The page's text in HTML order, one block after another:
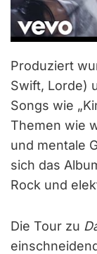
Produziert
Swift, Lorde)
Songs wie
Themen wie
und mentale
sich das
Rock und
Die Tour zu